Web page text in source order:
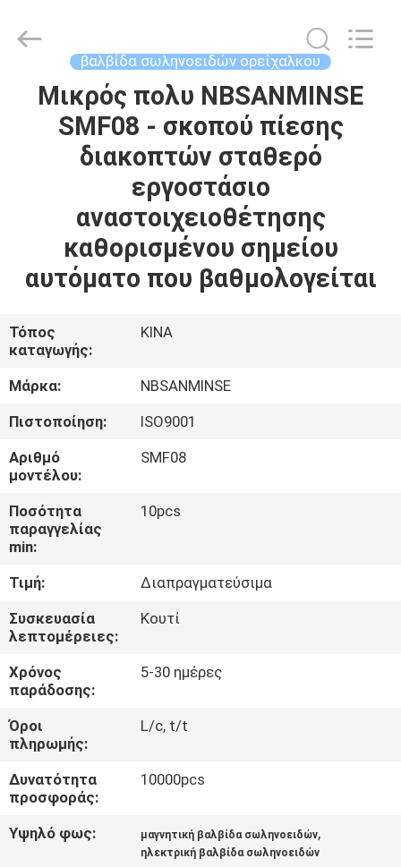
ΣΠΊΤΙ
ΠΡΟΪΌΝΤΑ
ΠΕΡΊΠΟΥ
ΕΜΕΊΣ
ΓΎΡΟΣ
ΕΡΓΟΣΤΑΣΊΩΝ
ΠΟΙΟΤΙΚΌΣ
ΈΛΕΓΧΟΣ
ΜΑΣ
ΕΛΆΤΕ
ΣΕ
ΜΕ
ΕΙΔΉΣΕΙΣ
ΖΗΤΉΣΤΕ
ΈΝΑ
ΑΠΌΣΠΑΣΜΑ
SITEMAP
Export
βαλβίδα σωληνοειδών ορείχαλκου
Μικρός πολυ NBSANMINSE
SMF08 - σκοπού πίεσης
διακοπτών σταθερό
εργοστάσιο
αναστοιχειοθέτησης
καθορισμένου σημείου
αυτόματο που βαθμολογείται
Τόπος
καταγωγής:
ΚΙΝΑ
Μάρκα:
NBSANMINSE
Πιστοποίηση:
ISO9001
Αριθμό
μοντέλου:
SMF08
Ποσότητα
παραγγελίας
min:
10pcs
Τιμή:
Διαπραγματεύσιμα
Συσκευασία
λεπτομέρειες:
Κουτί
Χρόνος
παράδοσης:
5-30 ημέρες
Όροι
πληρωμής:
L/c, t/t
Δυνατότητα
προσφοράς:
10000pcs
Υψηλό φως: μαγνητική βαλβίδα σωληνοειδών,
ηλεκτρική βαλβίδα σωληνοειδών